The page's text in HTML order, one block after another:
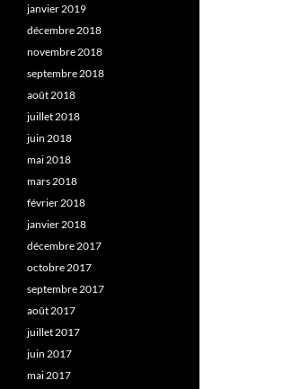
janvier 2019
décembre 2018
novembre 2018
septembre 2018
août 2018
juillet 2018
juin 2018
mai 2018
mars 2018
février 2018
janvier 2018
décembre 2017
octobre 2017
septembre 2017
août 2017
juillet 2017
juin 2017
mai 2017